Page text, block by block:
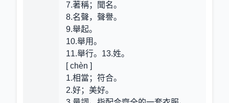
7.著稱；聞名。
8.名聲，聲譽。
9.舉起。
10.舉用。
11.舉行。13.姓。
[ chèn ]
1.相當；符合。
2.好；美好。